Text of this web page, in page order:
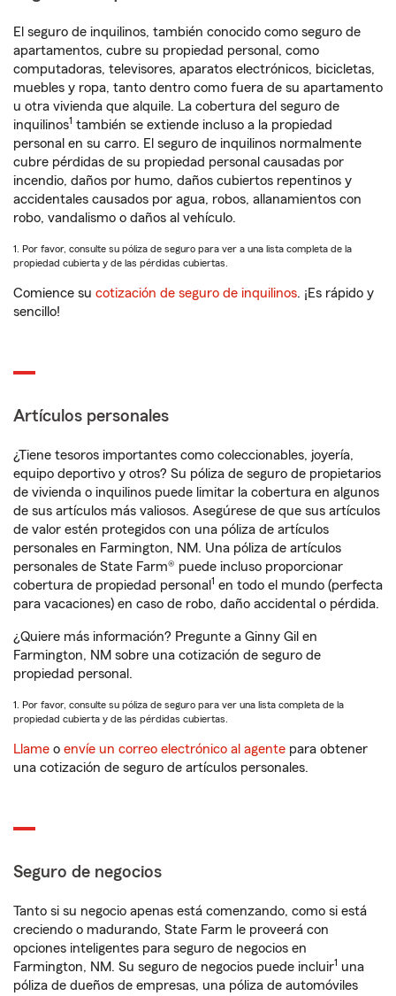
El seguro de inquilinos, también conocido como seguro de
apartamentos, cubre su propiedad personal, como
computadoras, televisores, aparatos electrónicos, bicicletas,
muebles y ropa, tanto dentro como fuera de su apartamento
u otra vivienda que alquile. La cobertura del seguro de
inquilinos1 también se extiende incluso a la propiedad
personal en su carro. El seguro de inquilinos normalmente
cubre pérdidas de su propiedad personal causadas por
incendio, daños por humo, daños cubiertos repentinos y
accidentales causados por agua, robos, allanamientos con
robo, vandalismo o daños al vehículo.
1. Por favor, consulte su póliza de seguro para ver a una lista completa de la
propiedad cubierta y de las pérdidas cubiertas.
Comience su cotización de seguro de inquilinos. ¡Es rápido y
sencillo!
Artículos personales
¿Tiene tesoros importantes como coleccionables, joyería,
equipo deportivo y otros? Su póliza de seguro de propietarios
de vivienda o inquilinos puede limitar la cobertura en algunos
de sus artículos más valiosos. Asegúrese de que sus artículos
de valor estén protegidos con una póliza de artículos
personales en Farmington, NM. Una póliza de artículos
personales de State Farm® puede incluso proporcionar
cobertura de propiedad personal 1 en todo el mundo (perfecta
para vacaciones) en caso de robo, daño accidental o pérdida.
¿Quiere más información? Pregunte a Ginny Gil en
Farmington, NM sobre una cotización de seguro de
propiedad personal.
1. Por favor, consulte su póliza de seguro para ver una lista completa de la
propiedad cubierta y de las pérdidas cubiertas.
Llame o envíe un correo electrónico al agente para obtener
una cotización de seguro de artículos personales.
Seguro de negocios
Tanto si su negocio apenas está comenzando, como si está
creciendo o madurando, State Farm le proveerá con
opciones inteligentes para seguro de negocios en
Farmington, NM. Su seguro de negocios puede incluir1 una
póliza de dueños de empresas, una póliza de automóviles